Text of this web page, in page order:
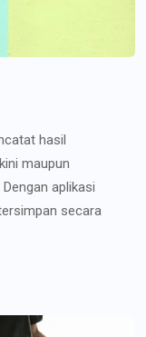
hasil
maupun
aplikasi
secara